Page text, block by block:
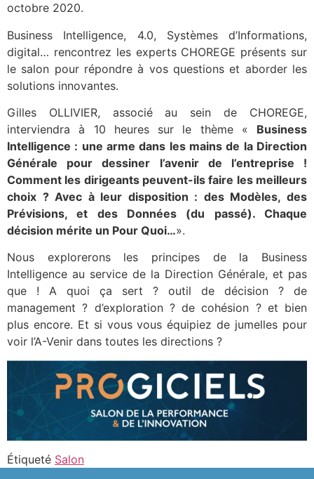
octobre 2020.
Business Intelligence, 4.0, Systèmes d’Informations,
digital… rencontrez les experts CHOREGE présents sur
le salon pour répondre à vos questions et aborder les
solutions innovantes.
Gilles OLLIVIER, associé au sein de CHOREGE,
interviendra à 10 heures sur le thème « Business
Intelligence : une arme dans les mains de la Direction
Générale pour dessiner l’avenir de l’entreprise !
Comment les dirigeants peuvent-ils faire les meilleurs
choix ? Avec à leur disposition : des Modèles, des
Prévisions, et des Données (du passé). Chaque
décision mérite un Pour Quoi…».
Nous explorerons les principes de la Business
Intelligence au service de la Direction Générale, et pas
que ! A quoi ça sert ? outil de décision ? de
management ? d’exploration ? de cohésion ? et bien
plus encore. Et si vous vous équipiez de jumelles pour
voir l’A-Venir dans toutes les directions ?
Étiqueté Salon